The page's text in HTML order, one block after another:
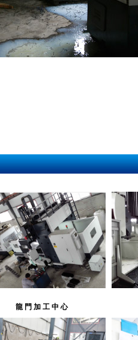
龍門加工中心